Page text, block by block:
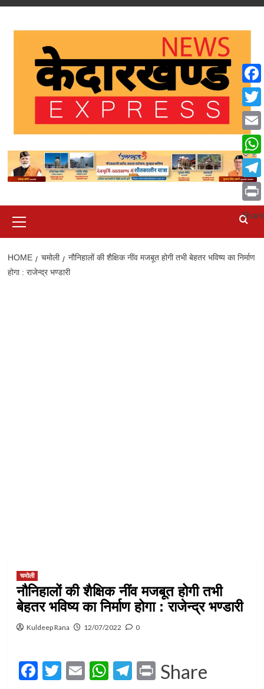
Skip
Menu
HOME चमोली
नौनिहालों की शैक्षिक नींव मजबूत होगी तभी बेहतर भविष्य का निर्माण
होगा : राजेन्द्र भण्डारी
चमोली
नौनिहालों की शैक्षिक नींव मजबूत होगी तभी
बेहतर भविष्य का निर्माण होगा : राजेन्द्र भण्डारी
Kuldeep Rana 12/07/2022 0
Facebook
Twitter
EmailWhatsApp
Telegram
Print
Share
Email
Print
Share